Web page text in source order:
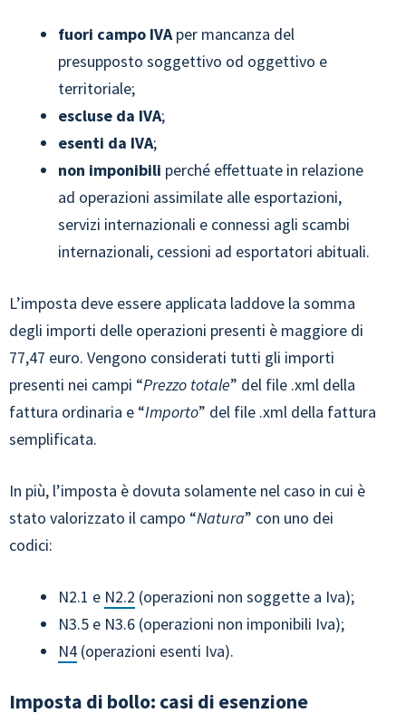
fuori campo IVAper mancanza del
presupposto soggettivo od oggettivo e
territoriale;
escluse da IVA;
esenti da IVA;
non imponibili perché effettuate in relazione
ad operazioni assimilate alle esportazioni,
servizi internazionali e connessi agli scambi
internazionali, cessioni ad esportatori abituali.
L’imposta deve essere applicata laddove la somma
degli importi delle operazioni presenti è maggiore di
77,47 euro. Vengono considerati tutti gli importi
presenti nei campi “Prezzo totale” del file .xml della
fattura ordinaria e “Importo” del file .xml della fattura
semplificata.
In più, l’imposta è dovuta solamente nel caso in cui è
stato valorizzato il campo “Natura” con uno dei
codici:
N2.1 e N2.2 (operazioni non soggette a Iva);
N3.5 e N3.6 (operazioni non imponibili Iva);
N4 (operazioni esenti Iva).
Imposta di bollo: casi di esenzione